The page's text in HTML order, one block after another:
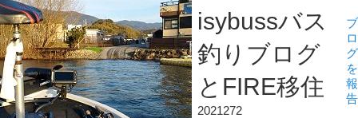
isybussバス
釣りブログ
とFIRE移住
2021272
ブ
ロ
グ
を
報
告